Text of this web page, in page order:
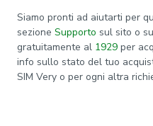
Siamo pronti ad aiutarti per
sezione Supporto sul sito o
gratuitamente al 1929 per
info sullo stato del tuo
SIM Very o per ogni altra